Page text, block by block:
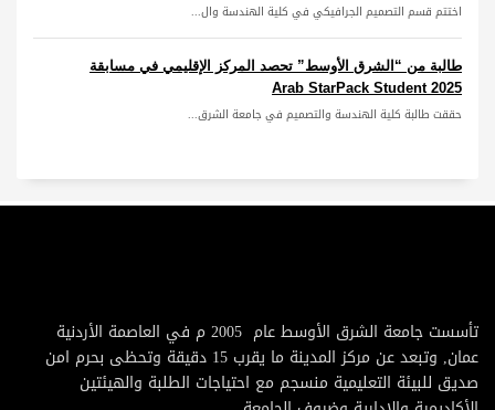
اختتم قسم التصميم الجرافيكي في كلية الهندسة وال...
طالبة من “الشرق الأوسط” تحصد المركز الإقليمي في مسابقة
Arab StarPack Student 2025
حققت طالبة كلية الهندسة والتصميم في جامعة الشرق...
تأسست جامعة الشرق الأوسط عام 2005 م في العاصمة الأردنية
عمان, وتبعد عن مركز المدينة ما يقرب 15 دقيقة وتحظى بحرم امن
صديق للبيئة التعليمية منسجم مع احتياجات الطلبة والهيئتين